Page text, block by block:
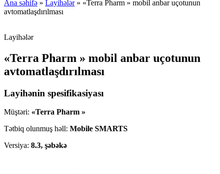
Ana səhifə » Layihələr» «Terra Pharm » mobil anbar uçotunun
avtomatlaşdırılması
Layihələr
«Terra Pharm » mobil anbar uçotunun
avtomatlaşdırılması
Layihənin spesifikasiyası
Müştəri: «Terra Pharm »
Tətbiq olunmuş həll: Mobile SMARTS
Versiya: 8.3, şəbəkə